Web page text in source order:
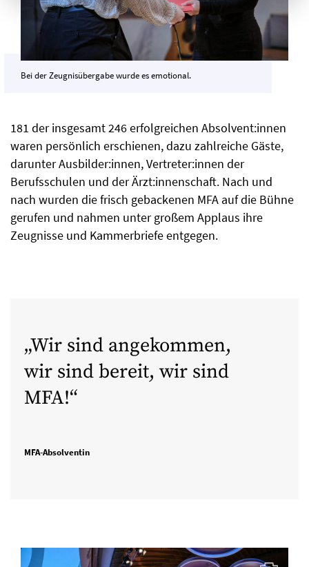
Bei der Zeugnisübergabe wurde es emotional.
181 der insgesamt 246 erfolgreichen Absolvent:innen
waren persönlich erschienen, dazu zahlreiche Gäste,
darunter Ausbilder:innen, Vertreter:innen der
Berufsschulen und der Ärzt:innenschaft. Nach und
nach wurden die frisch gebackenen MFA auf die Bühne
gerufen und nahmen unter großem Applaus ihre
Zeugnisse und Kammerbriefe entgegen.
Wir sind angekommen,
wir sind bereit, wir sind
MFA!
MFA-Absolventin